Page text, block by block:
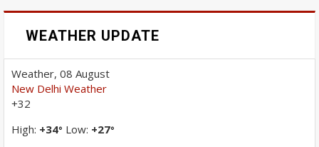
WEATHER UPDATE
Weather, 08 August
New Delhi Weather
+32
High: +34° Low: +27°